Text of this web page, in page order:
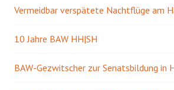
Vermeidbar verspätete Nachtflüge am
10 Jahre BAW HH|SH
BAW-Gezwitscher zur Senatsbildung in